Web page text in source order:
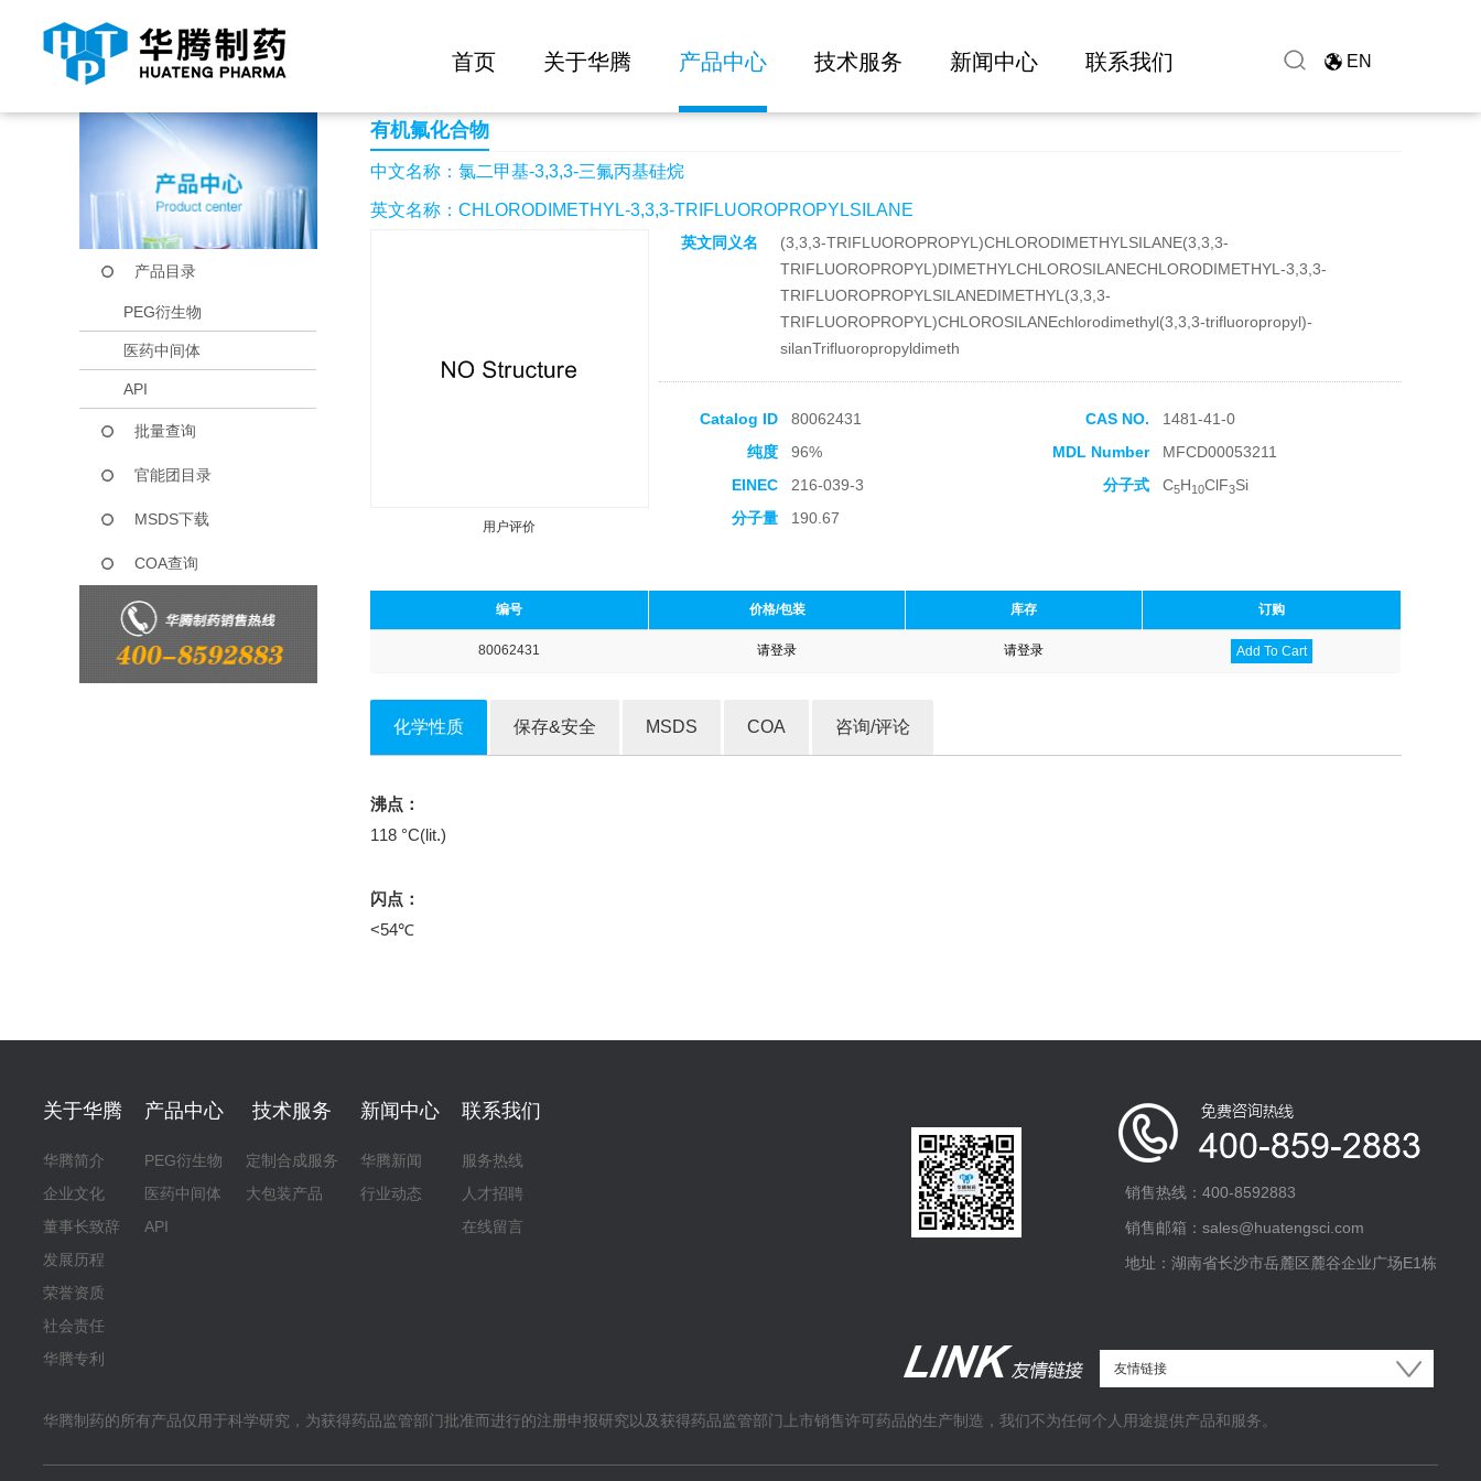
首页 关于华腾 产品中心 技术服务 新闻中心 联系我们 EN
当前位置： 首页 产品中心 氯二甲基-3,3,3-三氟丙基硅烷
产品目录
PEG衍生物
医药中间体
API
批量查询
官能团目录
MSDS下载
COA查询
有机氟化合物
中文名称：氯二甲基-3,3,3-三氟丙基硅烷
英文名称：CHLORODIMETHYL-3,3,3-TRIFLUOROPROPYLSILANE
用户评价
英文同义名
(3,3,3-TRIFLUOROPROPYL)CHLORODIMETHYLSILANE(3,3,3-
TRIFLUOROPROPYL)DIMETHYLCHLOROSILANECHLORODIMETHYL-3,3,3-
TRIFLUOROPROPYLSILANEDIMETHYL(3,3,3-
TRIFLUOROPROPYL)CHLOROSILANEchlorodimethyl(3,3,3-trifluoropropyl)-
silanTrifluoropropyldimeth
Catalog ID 80062431 CAS NO.
1481-41-0
纯度
96% MDL Number
MFCD00053211
EINEC
216-039-3 分子式 C5H10ClF3Si
分子量
190.67
编号 价格/包装 库存 订购
80062431 请登录 请登录 Add To Cart
化学性质 保存&安全 MSDS COA 咨询/评论
沸点：
118 °C(lit.)
闪点：
<54℃
关于华腾
华腾简介
企业文化
董事长致辞
发展历程
荣誉资质
社会责任
华腾专利
产品中心
PEG衍生物
医药中间体
API
技术服务
定制合成服务
大包装产品
新闻中心
华腾新闻
行业动态
联系我们
服务热线
人才招聘
在线留言
销售热线：400-8592883
销售邮箱：sales@huatengsci.com
地址：湖南省长沙市岳麓区麓谷企业广场E1栋
华腾制药的所有产品仅用于科学研究，为获得药品监管部门批准而进行的注册申报研究以及获得药品监管部门上市销售许可药品的生产制造，我们不为任何个人用途提供产品和服务。